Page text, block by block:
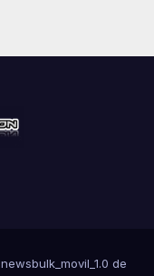
newsbulk_movil_1.0 de